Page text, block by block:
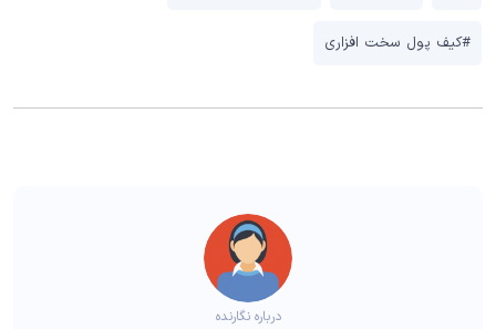
#کیف پول سخت افزاری
درباره نگارنده